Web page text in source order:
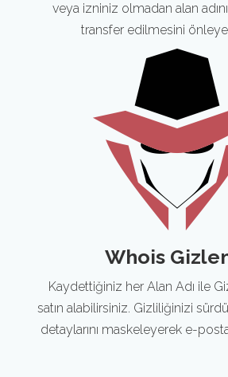
veya izniniz olmadan alan
transfer edilmesini
Whois
Kaydettiğiniz her Alan Adı ile
satın alabilirsiniz. Gizliliğinizi
detaylarını maskeleyerek e-